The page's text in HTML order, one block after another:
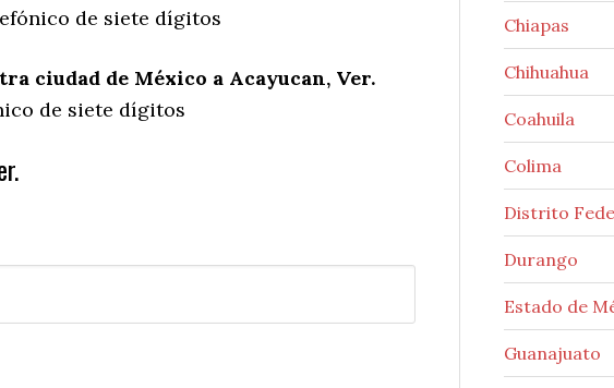
de siete dígitos
ciudad de México a Acayucan, Ver.
de siete dígitos
Chiapas
Chihuahua
Coahuila
Colima
Distrito
Durango
Estado de
Guanajuato